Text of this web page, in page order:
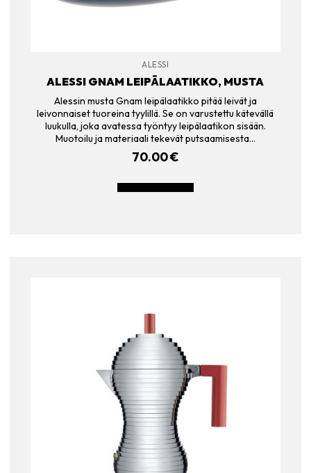
ALESSI
ALESSI GNAM LEIPÄLAATIKKO, MUSTA
Alessin musta Gnam leipälaatikko pitää leivät ja
leivonnaiset tuoreina tyylillä. Se on varustettu kätevällä
luukulla, joka avatessa työntyy leipälaatikon sisään.
Muotoilu ja materiaali tekevät putsaamisesta…
70.00€